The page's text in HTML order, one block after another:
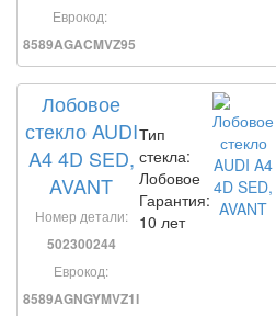
Еврокод:
8589AGACMVZ95
Лобовое
стекло AUDI
A4 4D SED,
AVANT
Номер детали:
502300244
Еврокод:
8589AGNGYMVZ1I
Тип
стекла:
Лобовое
Гарантия:
10 лет